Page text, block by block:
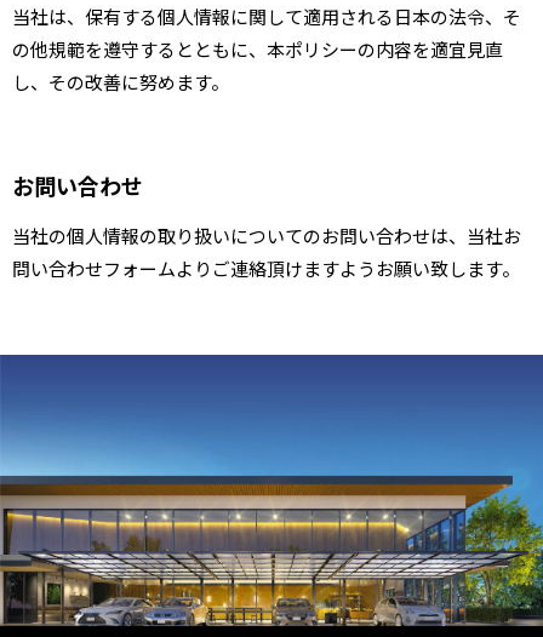
当社は、保有する個人情報に関して適用される日本の法令、そ
の他規範を遵守するとともに、本ポリシーの内容を適宜見直
し、その改善に努めます。
お問い合わせ
当社の個人情報の取り扱いについてのお問い合わせは、当社お
問い合わせフォームよりご連絡頂けますようお願い致します。